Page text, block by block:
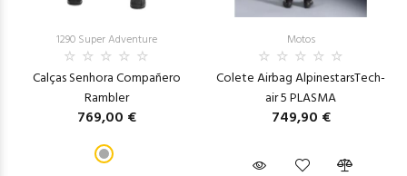
1290 Super Adventure
Calças Senhora Compañero
Rambler
769,00 €
Motos
Colete Airbag AlpinestarsTech-
air 5 PLASMA
749,90 €